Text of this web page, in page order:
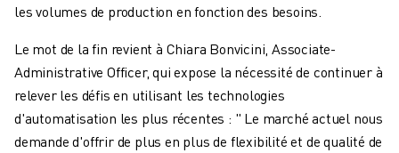
les volumes de production en fonction des besoins.
Le mot de la fin revient à Chiara Bonvicini, Associate-
Administrative Officer, qui expose la nécessité de continuer à
relever les défis en utilisant les technologies
d'automatisation les plus récentes : " Le marché actuel nous
demande d'offrir de plus en plus de flexibilité et de qualité de